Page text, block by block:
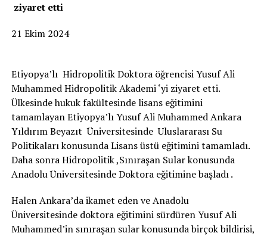
ziyaret etti
21 Ekim 2024
Etiyopya’lı Hidropolitik Doktora öğrencisi Yusuf Ali
Muhammed Hidropolitik Akademi ‘yi ziyaret etti.
Ülkesinde hukuk fakültesinde lisans eğitimini
tamamlayan Etiyopya’lı Yusuf Ali Muhammed Ankara
Yıldırım Beyazıt Üniversitesinde Uluslararası Su
Politikaları konusunda Lisans üstü eğitimini tamamladı.
Daha sonra Hidropolitik ,Sınıraşan Sular konusunda
Anadolu Üniversitesinde Doktora eğitimine başladı .
Halen Ankara’da ikamet eden ve Anadolu
Üniversitesinde doktora eğitimini sürdüren Yusuf Ali
Muhammed’in sınıraşan sular konusunda birçok bildirisi,